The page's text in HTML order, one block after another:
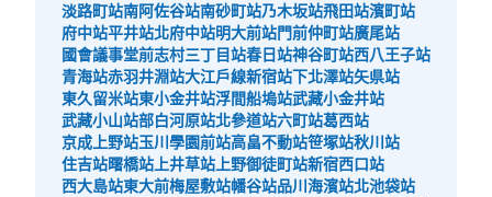
淡路町站南阿佐谷站南砂町站乃木坂站飛田站濱町站
府中站平井站北府中站明大前站門前仲町站廣尾站
國會議事堂前志村三丁目站春日站神谷町站西八王子站
青海站赤羽井淵站大江戶線新宿站下北澤站矢県站
東久留米站東小金井站浮間船塢站武藏小金井站
武藏小山站部白河原站北參道站六町站葛西站
京成上野站玉川學園前站高畠不動站笹塚站秋川站
住吉站曙橋站 上井草站 上野御徒町站新宿西口站
西大島站東大前梅屋敷站幡谷站品川海濱站北池袋站